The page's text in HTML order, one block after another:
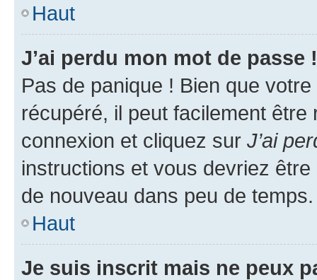
Haut
J’ai perdu mon mot de passe !
Pas de panique ! Bien que
récupéré, il peut facilement
connexion et cliquez sur J’ai
instructions et vous devriez
de nouveau dans peu de temps.
Haut
Je suis inscrit mais ne peux